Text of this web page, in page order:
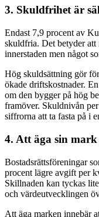
3. Skuldfrihet är
Endast 7,9 procent av
skuldfria. Det betyder
innerstaden men något
Hög skuldsättning gör
ökade driftskostnader.
om den bygger på hög
framöver. Skuldnivån
siffrorna att ta fasta på i
4. Att äga sin
Bostadsrättsföreningar
procent lägre avgift per
Skillnaden kan tyckas
och värdeutvecklingen
Att äga marken innebär